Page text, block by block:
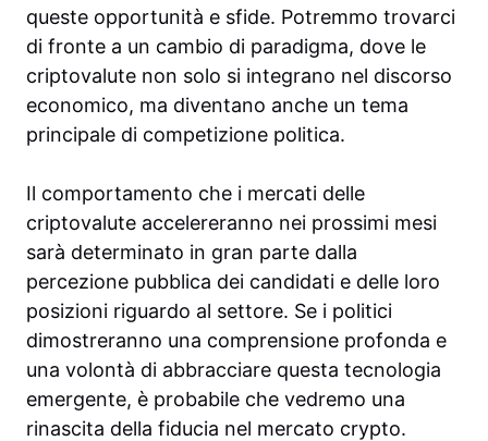
queste opportunità e sfide. Potremmo trovarci
di fronte a un cambio di paradigma, dove le
criptovalute non solo si integrano nel discorso
economico, ma diventano anche un tema
principale di competizione politica.
Il comportamento che i mercati delle
criptovalute accelereranno nei prossimi mesi
sarà determinato in gran parte dalla
percezione pubblica dei candidati e delle loro
posizioni riguardo al settore. Se i politici
dimostreranno una comprensione profonda e
una volontà di abbracciare questa tecnologia
emergente, è probabile che vedremo una
rinascita della fiducia nel mercato crypto.